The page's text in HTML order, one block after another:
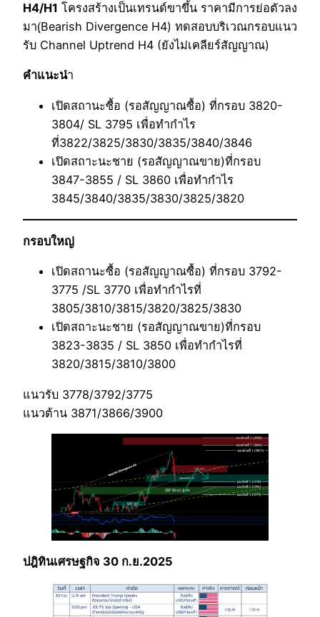
H4/H1 โครงสร้างเป็นเทรนด์ขาขึ้น ราคามีการย่อตัวลง
มา(ฺBearish Divergence H4) ทดสอบบริเวณกรอบแนว
รับ Channel Uptrend H4 (ยังไม่เคลียร์สัญญาณ)
คำแนะนำ
เปิดสถานะซื้อ (รอสัญญาณซื้อ) ที่กรอบ 3820-
3804/ SL 3795 เพื่อทำกำไร
ที่3822/3825/3830/3835/3840/3846
เปิดสถาะนะชาย (รอสัญญาณขาย)ที่กรอบ
3847-3855 / SL 3860 เพื่อทำกำไร
3845/3840/3835/3830/3825/3820
กรอบใหญ่
เปิดสถานะซื้อ (รอสัญญาณซื้อ) ที่กรอบ 3792-
3775 /SL 3770 เพื่อทำกำไรที่
3805/3810/3815/3820/3825/3830
เปิดสถาะนะชาย (รอสัญญาณขาย)ที่กรอบ
3823-3835 / SL 3850 เพื่อทำกำไรที่
3820/3815/3810/3800
แนวรับ 3778/3792/3775
แนวต้าน 3871/3866/3900
ปฎิทินเศรษฐกิจ 30 ก.ย.2025